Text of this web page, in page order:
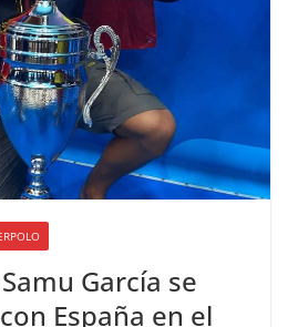
García se
España en el